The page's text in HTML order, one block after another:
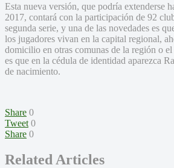
Esta nueva versión, que podría extenderse
2017, contará con la participación de 92
segunda serie, y una de las novedades es
los jugadores vivan en la capital regional,
domicilio en otras comunas de la región o
es que en la cédula de identidad aparezca
de nacimiento.
Share 0
Tweet 0
Share 0
Related Articles